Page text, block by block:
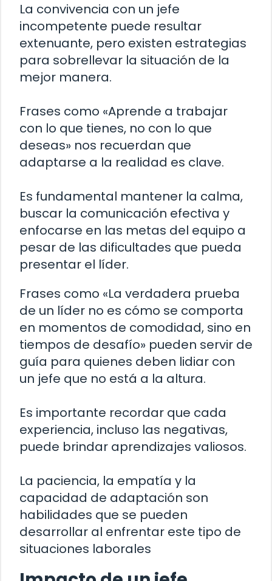
La convivencia con un jefe
incompetente puede resultar
extenuante, pero existen estrategias
para sobrellevar la situación de la
mejor manera.
Frases como «Aprende a trabajar
con lo que tienes, no con lo que
deseas» nos recuerdan que
adaptarse a la realidad es clave.
Es fundamental mantener la calma,
buscar la comunicación efectiva y
enfocarse en las metas del equipo a
pesar de las dificultades que pueda
presentar el líder.
Frases como «La verdadera prueba
de un líder no es cómo se comporta
en momentos de comodidad, sino en
tiempos de desafío» pueden servir de
guía para quienes deben lidiar con
un jefe que no está a la altura.
Es importante recordar que cada
experiencia, incluso las negativas,
puede brindar aprendizajes valiosos.
La paciencia, la empatía y la
capacidad de adaptación son
habilidades que se pueden
desarrollar al enfrentar este tipo de
situaciones laborales